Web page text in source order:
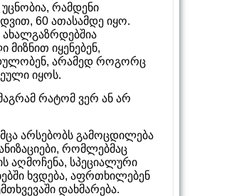
რამდენი
60 ათასამდე იყო.
იყენებენ,
არამედ როგორც
იყოს.
რატომ ვერ ან არ
არსებობს გამოცდილება
რომლებმაც
აღმოჩენა, სპეციალური
ხვდება, აფრთხილებენ
დახმარება.